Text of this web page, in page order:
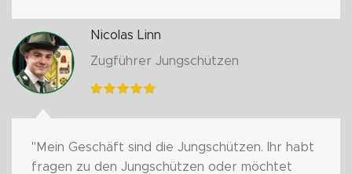
Nicolas Linn
Zugführer Jungschützen
"Mein Geschäft sind die Jungschützen. Ihr habt
fragen zu den Jungschützen oder möchtet